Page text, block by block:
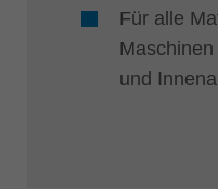
Für alle
und